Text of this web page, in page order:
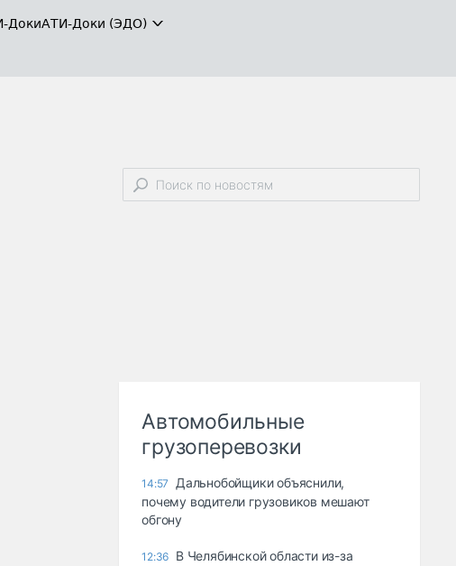
ДокиАТИ-Доки (ЭДО)
Автомобильные
грузоперевозки
14:57
Дальнобойщики объяснили,
почему водители грузовиков мешают
обгону
12:36 В Челябинской области из-за